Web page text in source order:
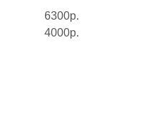
6300р.
4000р.